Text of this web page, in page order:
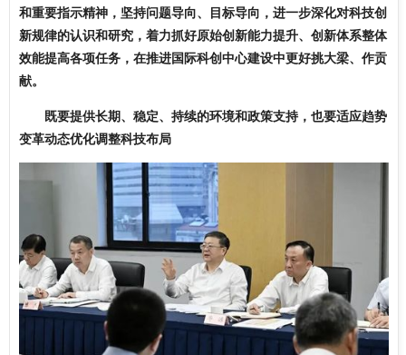
和重要指示精神，坚持问题导向、目标导向，进一步深化对科技创
新规律的认识和研究，着力抓好原始创新能力提升、创新体系整体
效能提高各项任务，在推进国际科创中心建设中更好挑大梁、作贡
献。
既要提供长期、稳定、持续的环境和政策支持，也要适应趋势
变革动态优化调整科技布局